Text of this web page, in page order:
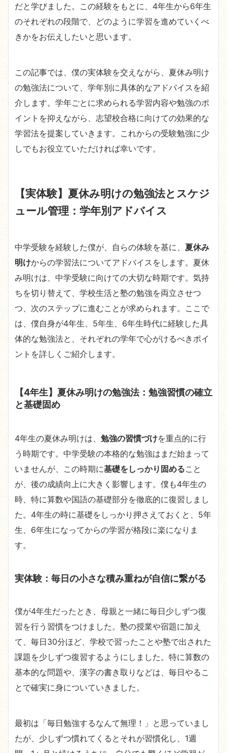
だと学びました。この経験をもとに、4年生から6年生
のそれぞれの段階で、どのように学習を進めていくべ
きかをお伝えしたいと思います。
この記事では、僕の実体験を交えながら、夏休み明け
の勉強法について、学年別に具体的なアドバイスを紹
介します。学年ごとに求められる学習内容や勉強のポ
イントを抑えながら、志望校合格に向けての効果的な
学習法を提案していきます。これからの受験勉強に少
しでもお役立ていただければ幸いです。
【実体験】夏休み明けの勉強法とスケジ
ュール管理：学年別アドバイス
中学受験を経験した僕が、自らの体験を基に、 夏休み
明けからの学習法についてアドバイスをします。夏休
み明けは、中学受験に向けての大切な時期です。気持
ちを切り替えて、学校生活と塾の勉強を両立させつ
つ、次のステップに進むことが求められます。ここで
は、僕自身が4年生、5年生、6年生時代に経験した具
体的な勉強法と、それぞれの学年で心がけるべきポイ
ントを詳しくご紹介します。
【4年生】夏休み明けの勉強法：勉強習慣の確立
と基礎固め
4年生の夏休み明けは、 勉強の習慣づけを重点的に行
う時期です。中学受験の本格的な勉強はまだ始まって
いませんが、この時期に基礎をしっかり固めること
が、後の成績向上に大きく影響します。僕も4年生の
時、特に算数や国語の基礎部分を徹底的に復習しまし
た。4年生の時に基礎をしっかり押さえておくと、5年
生、6年生になってからの学習が格段に楽になりま
す。
実体験：毎日の小さな積み重ねが自信に繋がる
僕が4年生だったとき、母親と一緒に毎日少しずつ復
習を行う習慣をつけました。塾の授業や宿題に加え
て、毎日30分ほど、学校で習ったことや塾で出された
課題を少しずつ復習するようにしました。特に算数の
基本的な問題や、漢字の書き取りなどは、毎日やるこ
とで確実に身についていきました。
最初は「毎日勉強するなんて無理！」と思っていまし
たが、少しずつ慣れてくるとそれが習慣化し、1週